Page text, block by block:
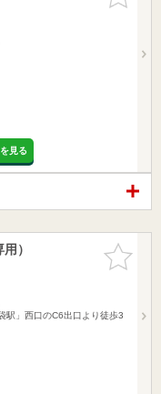
見る
お気に入
りに追加
）
駅」西口のC6出口より徒歩3